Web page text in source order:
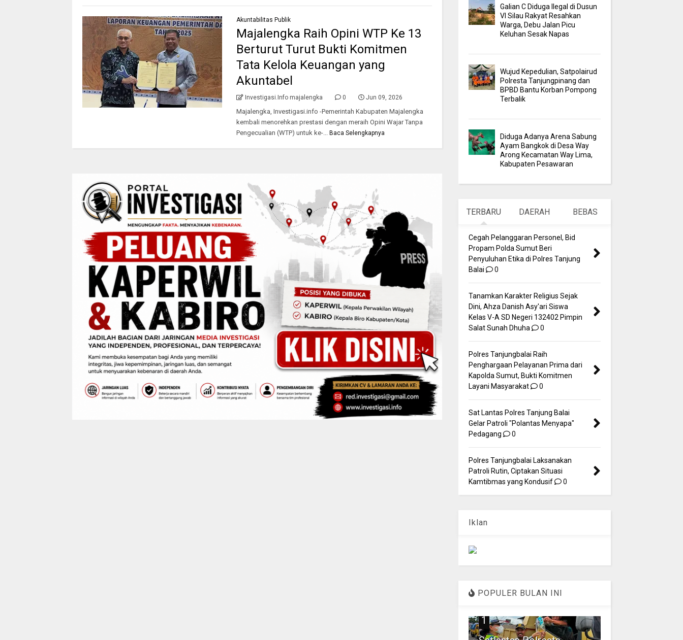
Akuntabilitas Publik
Majalengka Raih Opini WTP Ke 13
Berturut Turut Bukti Komitmen
Tata Kelola Keuangan yang
Akuntabel
Investigasi.Info majalengka 0 Jun 09, 2026
Majalengka, Investigasi.info -Pemerintah Kabupaten Majalengka
kembali menorehkan prestasi dengan meraih Opini Wajar Tanpa
Pengecualian (WTP) untuk ke-...
Baca Selengkapnya
Galian C Diduga Ilegal di Dusun
VI Silau Rakyat Resahkan
Warga, Debu Jalan Picu
Keluhan Sesak Napas
Wujud Kepedulian, Satpolairud
Polresta Tanjungpinang dan
BPBD Bantu Korban Pompong
Terbalik
Diduga Adanya Arena Sabung
Ayam Bangkok di Desa Way
Arong Kecamatan Way Lima,
Kabupaten Pesawaran
TERBARU DAERAH BEBAS
Cegah Pelanggaran Personel, Bid
Propam Polda Sumut Beri
Penyuluhan Etika di Polres Tanjung
Balai
0
Tanamkan Karakter Religius Sejak
Dini, Ahza Danish Asy'ari Siswa
Kelas V-A SD Negeri 132402 Pimpin
Salat Sunah Dhuha
0
Polres Tanjungbalai Raih
Penghargaan Pelayanan Prima dari
Kapolda Sumut, Bukti Komitmen
Layani Masyarakat
0
Sat Lantas Polres Tanjung Balai
Gelar Patroli "Polantas Menyapa"
Pedagang
0
Polres Tanjungbalai Laksanakan
Patroli Rutin, Ciptakan Situasi
Kamtibmas yang Kondusif
0
Iklan
POPULER BULAN INI
1